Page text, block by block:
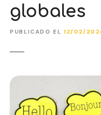
globales
PUBLICADO EL 12/02/